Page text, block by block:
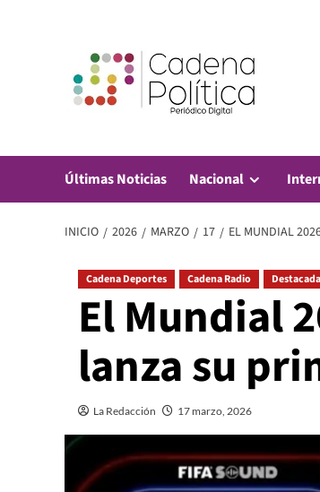
Últimas Noticias Nacional
INICIO 2026 MARZO 17 EL MUNDIAL
Cadena Deportes Cadena Radio
El Mundial
lanza su
La Redacción 17 marzo, 2026